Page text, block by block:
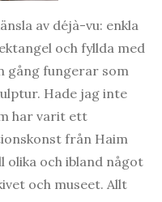
av déjà-vu: enkla
och fyllda med
gång fungerar som
Hade jag inte
har varit ett
från Haim
olika och ibland något
och museet. Allt